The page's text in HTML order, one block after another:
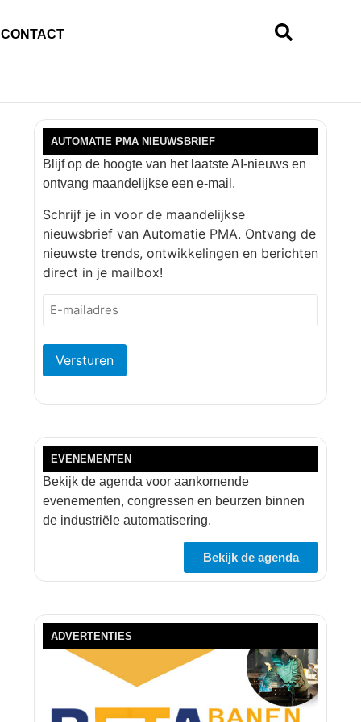
CONTACT
AUTOMATIE PMA NIEUWSBRIEF
Blijf op de hoogte van het laatste AI-nieuws en
ontvang maandelijkse een e-mail.
Schrijf je in voor de maandelijkse
nieuwsbrief van Automatie PMA. Ontvang de
nieuwste trends, ontwikkelingen en berichten
direct in je mailbox!
E-
mailadres
(Vereist)
EVENEMENTEN
Bekijk de agenda voor aankomende
evenementen, congressen en beurzen binnen
de industriële automatisering.
Bekijk de agenda
ADVERTENTIES